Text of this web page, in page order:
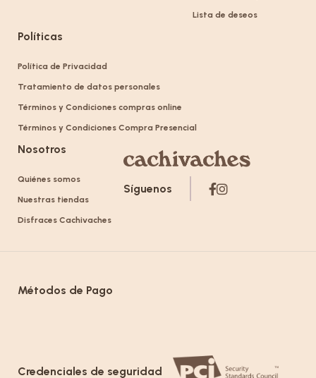
Lista de deseos
Políticas
Política de Privacidad
Tratamiento de datos personales
Términos y Condiciones compras online
Términos y Condiciones Compra Presencial
Nosotros
Quiénes somos
Nuestras tiendas
Disfraces Cachivaches
Síguenos
Métodos de Pago
Credenciales de seguridad